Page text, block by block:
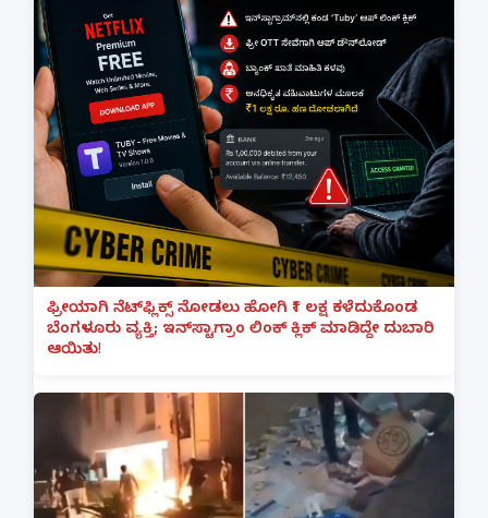
ಫ್ರೀಯಾಗಿ ನೆಟ್‌ಫ್ಲಿಕ್ಸ್ ನೋಡಲು ಹೋಗಿ ₹1 ಲಕ್ಷ ಕಳೆದುಕೊಂಡ
ಬೆಂಗಳೂರು ವ್ಯಕ್ತಿ; ಇನ್‌ಸ್ಟಾಗ್ರಾಂ ಲಿಂಕ್ ಕ್ಲಿಕ್ ಮಾಡಿದ್ದೇ ದುಬಾರಿ
ಆಯಿತು!